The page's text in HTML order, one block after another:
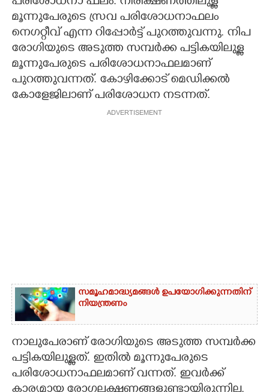
ZOOM
CONTACT US
മൂന്നുപേരുടെ സ്രവ പരിശോധനാഫലം
നെഗറ്റീവ് എന്ന റിപ്പോർട്ട് പുറത്തുവന്നു. നിപ
രോഗിയുടെ അടുത്ത സമ്പർക്ക പട്ടികയിലുള്ള
മൂന്നുപേരുടെ പരിശോധനാഫലമാണ്
പുറത്തുവന്നത്. കോഴിക്കോട് മെഡിക്കൽ
കോളേജിലാണ് പരിശോധന നടന്നത്.
ADVERTISEMENT
സമൂഹമാദ്ധ്യമങ്ങൾ ഉപയോഗിക്കുന്നതിന്
നിയന്ത്രണം
നാലുപേരാണ് രോഗിയുടെ അടുത്ത സമ്പർക്ക
പട്ടികയിലുള്ളത്. ഇതിൽ മൂന്നുപേരുടെ
പരിശോധനാഫലമാണ് വന്നത്. ഇവർക്ക്